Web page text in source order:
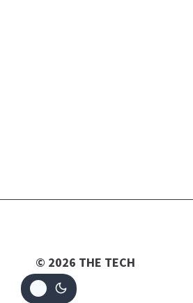
© 2026 THE TECH